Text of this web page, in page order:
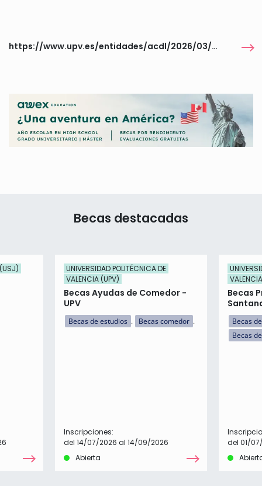
https://www.upv.es/entidades/acdl/2026/03/27/becas-levelupv-cdl/
Becas destacadas
UNIVERSIDAD POLITÉCNICA DE
VALENCIA (UPV)
Becas Ayudas de Comedor -
UPV
Becas de estudios Becas comedor
Inscripciones:
del 14/07/2026 al 14/09/2026
Abierta
Becas
Becas
Becas
del 01/